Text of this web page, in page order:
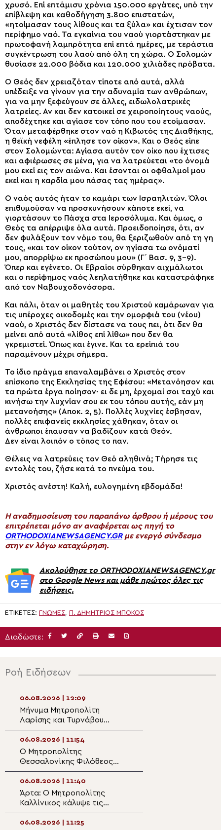
χρυσό. Επί επτάμισυ χρόνια 150.000 εργάτες, υπό την
επίβλεψη και καθοδήγηση 3.800 επιστατών,
«ητοίμασαν τους λίθους και τα ξύλα» και έχτισαν τον
περίφημο ναό. Τα εγκαίνια του ναού γιορτάστηκαν με
πρωτοφανή λαμπρότητα επί επτά ημέρες, με τεράστια
συγκέντρωση του λαού από όλη τη χώρα. Ο Σολομών
θυσίασε 22.000 βόδια και 120.000 χιλιάδες πρόβατα.
Ο Θεός δεν χρειαζόταν τίποτε από αυτά, αλλά
υπέδειξε να γίνουν για την αδυναμία των ανθρώπων,
για να μην ξεφεύγουν σε άλλες, ειδωλολατρικές
λατρείες. Αν και δεν κατοικεί σε χειροποίητους ναούς,
αποδέχτηκε και αγίασε τον τόπο που του ετοίμασαν.
Όταν μεταφέρθηκε στον ναό η Κιβωτός της Διαθήκης,
η θεϊκή νεφέλη «έπλησε τον οίκον». Και ο Θεός είπε
στον Σολομώντα: Αγίασα αυτόν τον οίκο που έχτισες
και αφιέρωσες σε μένα, για να λατρεύεται «το όνομά
μου εκεί εις τον αιώνα. Και έσονται οι οφθαλμοί μου
εκεί και η καρδία μου πάσας τας ημέρας».
Ο ναός αυτός ήταν το καμάρι των Ισραηλιτών. Όλοι
επιθυμούσαν να προσκυνήσουν κάποτε εκεί, να
γιορτάσουν το Πάσχα στα Ιεροσόλυμα. Και όμως, ο
Θεός τα απέρριψε όλα αυτά. Προειδοποίησε, ότι, αν
δεν φυλάξουν τον νόμο του, θα ξεριζωθούν από τη γη
τους, «και τον οίκον τούτον, ον ηγίασα τω ονόματί
μου, απορρίψω εκ προσώπου μου» (Γ΄ Βασ. 9, 3-9).
Όπερ και εγένετο. Οι Εβραίοι σύρθηκαν αιχμάλωτοι
και ο περίφημος ναός λεηλατήθηκε και καταστράφηκε
από τον Ναβουχοδονόσορα.
Και πάλι, όταν οι μαθητές του Χριστού καμάρωναν για
τις υπέροχες οικοδομές και την ομορφιά του (νέου)
ναού, ο Χριστός δεν δίστασε να τους πει, ότι δεν θα
μείνει από αυτά «λίθος επί λίθω» που δεν θα
γκρεμιστεί. Όπως και έγινε. Και τα ερείπιά του
παραμένουν μέχρι σήμερα.
Το ίδιο πράγμα επαναλαμβάνει ο Χριστός στον
επίσκοπο της Εκκλησίας της Εφέσου: «Μετανόησον και
τα πρώτα έργα ποίησον· ει δε μη, έρχομαί σοι ταχύ και
κινήσω την λυχνίαν σου εκ του τόπου αυτής, εάν μη
μετανοήσης» (Αποκ. 2, 5). Πολλές λυχνίες έσβησαν,
πολλές επιφανείς εκκλησίες χάθηκαν, όταν οι
άνθρωποι έπαυσαν να βαδίζουν κατά Θεόν.
Δεν είναι λοιπόν ο τόπος το παν.
Θέλεις να λατρεύεις τον Θεό αληθινά; Τήρησε τις
εντολές του, ζήσε κατά το πνεύμα του.
Χριστός ανέστη! Καλή, ευλογημένη εβδομάδα!
H αναδημοσίευση του παραπάνω άρθρου ή μέρους του
επιτρέπεται μόνο αν αναφέρεται ως πηγή το
ORTHODOXIANEWSAGENCY.GRμε ενεργό σύνδεσμο
στην εν λόγω καταχώρηση.
Ακολούθησε το ORTHODOXIANEWSAGENCY.gr
στο Google News και μάθε πρώτος όλες τις
ειδήσεις.
ΕΤΙΚΈΤΕΣ: ΓΝΏΜΕΣ, Π. ΔΗΜΉΤΡΙΟΣ ΜΠΌΚΟΣ
Διαδώστε:
Ροή Ειδήσεων
06.08.2026 | 12:09
Μήνυμα Μητροπολίτη
Λαρίσης και Τυρνάβου
Ιερωνύμου για τη
Μεταμόρφωση του Σωτήρος
06.08.2026 | 11:54
Ο Μητροπολίτης
Θεσσαλονίκης Φιλόθεος
στην Κατασκήνωση
«ΘΕΟΣΚΕΠΑΣΤΗ»
06.08.2026 | 11:40
Άρτα: Ο Μητροπολίτης
Καλλίνικος κάλυψε τις
αυξημένες λειτουργικές
ανάγκες ανήμερα της
06.08.2026 | 11:25